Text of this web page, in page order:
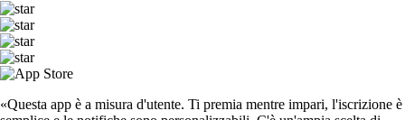
«Questa app è a misura d'utente. Ti premia mentre impari, l'iscrizione è